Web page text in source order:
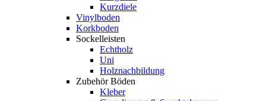
Kurzdiele
Vinylboden
Korkboden
Sockelleisten
Echtholz
Uni
Holznachbildung
Zubehör Böden
Kleber